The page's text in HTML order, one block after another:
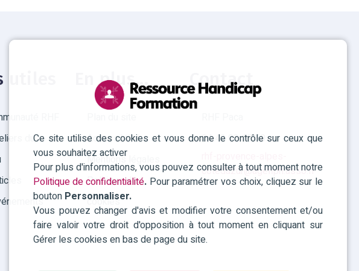
Ce site utilise des cookies et vous donne le contrôle sur ceux que
vous souhaitez activer
Pour plus d'informations, vous pouvez consulter à tout moment notre
Politique de confidentialité. Pour paramétrer vos choix, cliquez sur le
bouton Personnaliser.
Vous pouvez changer d'avis et modifier votre consentement et/ou
faire valoir votre droit d'opposition à tout moment en cliquant sur
Gérer les cookies en bas de page du site.
utiles
RHF
du
En plus...
Accessibilité
Mentions légales
Politique des
cookies
Contact
04 42 93 15 50
cotedazur@agefiph.asso.fr